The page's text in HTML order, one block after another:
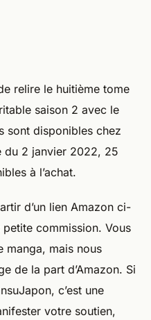
relire le huitième tome
saison 2 avec le
sont disponibles chez
du 2 janvier 2022, 25
à l’achat.
d’un lien Amazon ci-
commission. Vous
manga, mais nous
de la part d’Amazon. Si
c’est une
votre soutien,